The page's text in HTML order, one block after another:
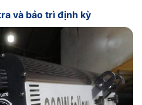
và bảo trì định kỳ